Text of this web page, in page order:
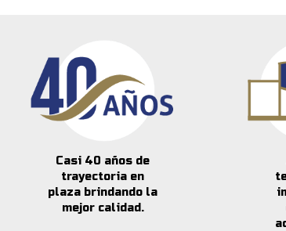
Casi 40 años de
trayectoria en
plaza brindando la
mejor calidad.